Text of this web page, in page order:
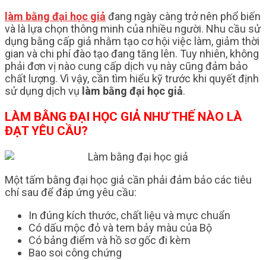
làm bằng đại học giả đang ngày càng trở nên phổ biến
và là lựa chọn thông minh của nhiều người. Nhu cầu sử
dụng bằng cấp giả nhằm tạo cơ hội việc làm, giảm thời
gian và chi phí đào tạo đang tăng lên. Tuy nhiên, không
phải đơn vị nào cung cấp dịch vụ này cũng đảm bảo
chất lượng. Vì vậy, cần tìm hiểu kỹ trước khi quyết định
sử dụng dịch vụ làm bằng đại học giả.
LÀM BẰNG ĐẠI HỌC GIẢ NHƯ THẾ NÀO LÀ
ĐẠT YÊU CẦU?
Một tấm bằng đại học giả cần phải đảm bảo các tiêu
chí sau để đáp ứng yêu cầu:
In đúng kích thước, chất liệu và mực chuẩn
Có dấu mộc đỏ và tem bảy màu của Bộ
Có bảng điểm và hồ sơ gốc đi kèm
Bao soi công chứng